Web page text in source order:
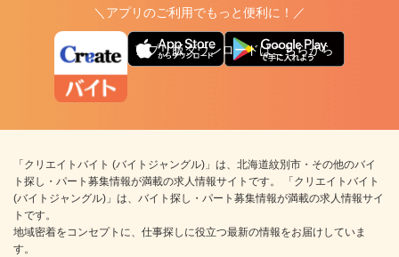
＼アプリのご利用でもっと便利に！／
アプリ版ダウンロードはこちらから
「クリエイトバイト (バイトジャングル)」は、北海道紋別市・その他のバイ
ト探し・パート募集情報が満載の求人情報サイトです。 「クリエイトバイト
(バイトジャングル)」は、バイト探し・パート募集情報が満載の求人情報サイ
トです。
地域密着をコンセプトに、仕事探しに役立つ最新の情報をお届けしていま
す。